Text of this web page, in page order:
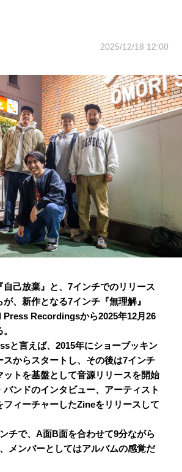
2025/12/18 12:00
自己放棄』と、7インチでのリリース
、新作となる7インチ『無理解』
Recordingsから2025年12月26
と言えば、2015年にショーブッキン
スからスタートし、その後は7インチ
ットを基盤として音源リリースを開始
バンドのインタビュー、アーティスト
フィーチャーしたZineをリリースして
ンチで、A面B面を合わせて9分ながら
メンバーとしてはアルバムの感覚だ